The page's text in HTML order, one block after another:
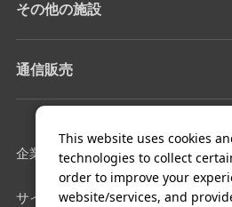
その他の施設
通信販売
企業情報 採用
サイトマップ 利用
This website uses cookies
technologies to collect
order to improve your
website/services, and